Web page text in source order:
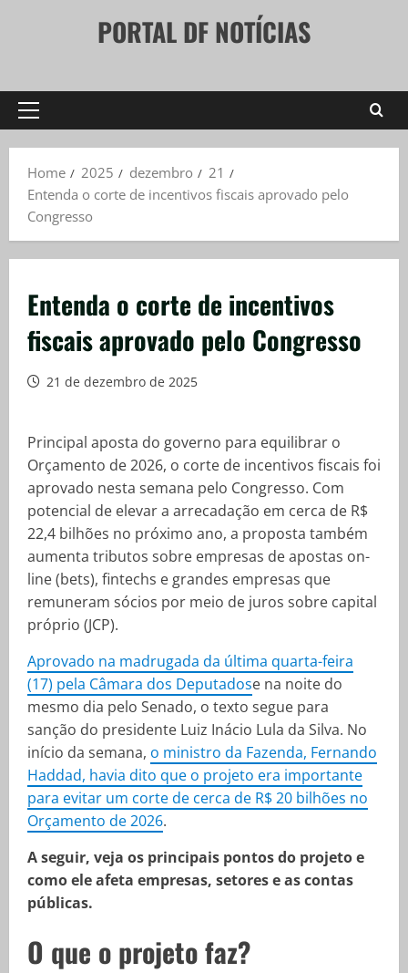
PORTAL DF NOTÍCIAS
Primary
Home
2025 dezembro
21
Entenda o corte de incentivos fiscais aprovado pelo
Congresso
Entenda o corte de incentivos
fiscais aprovado pelo Congresso
21 de dezembro de 2025
Principal aposta do governo para equilibrar o
Orçamento de 2026, o corte de incentivos fiscais foi
aprovado nesta semana pelo Congresso. Com
potencial de elevar a arrecadação em cerca de R$
22,4 bilhões no próximo ano, a proposta também
aumenta tributos sobre empresas de apostas on-
line (bets), fintechs e grandes empresas que
remuneram sócios por meio de juros sobre capital
próprio (JCP).
Aprovado na madrugada da última quarta-feira
(17) pela Câmara dos Deputadose na noite do
mesmo dia pelo Senado, o texto segue para
sanção do presidente Luiz Inácio Lula da Silva. No
início da semana, o ministro da Fazenda, Fernando
Haddad, havia dito que o projeto era importante
para evitar um corte de cerca de R$ 20 bilhões no
Orçamento de 2026.
A seguir, veja os principais pontos do projeto e
como ele afeta empresas, setores e as contas
públicas.
O que o projeto faz?